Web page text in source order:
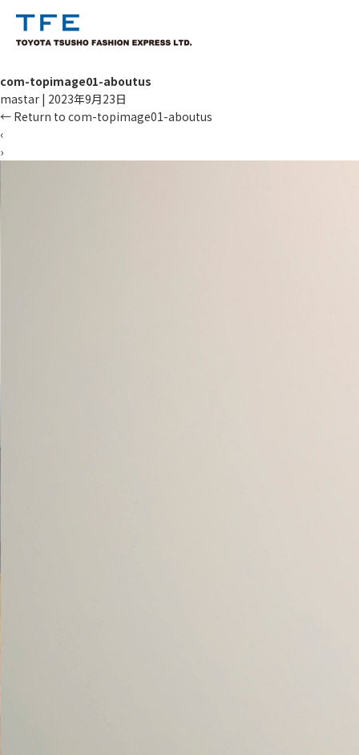
com-topimage01-aboutus
mastar | 2023年9月23日
← Return to com-topimage01-aboutus
‹
›